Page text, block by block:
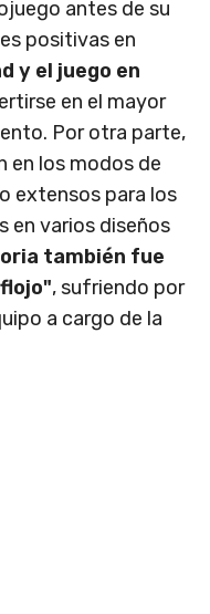
antes de su
positivas en
y el juego en
en el mayor
Por otra parte,
en los modos de
extensos para los
en varios diseños
también fue
, sufriendo por
a cargo de la